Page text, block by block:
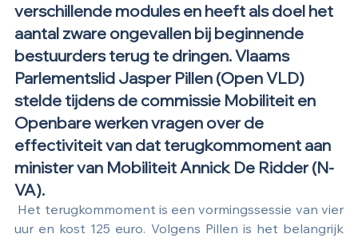
verschillende modules en heeft als doel het
aantal zware ongevallen bij beginnende
bestuurders terug te dringen. Vlaams
Parlementslid Jasper Pillen (Open VLD)
stelde tijdens de commissie Mobiliteit en
Openbare werken vragen over de
effectiviteit van dat terugkommoment aan
minister van Mobiliteit Annick De Ridder (N-
VA).
Het terugkommoment is een vormingssessie van vier
uur en kost 125 euro. Volgens Pillen is het belangrijk